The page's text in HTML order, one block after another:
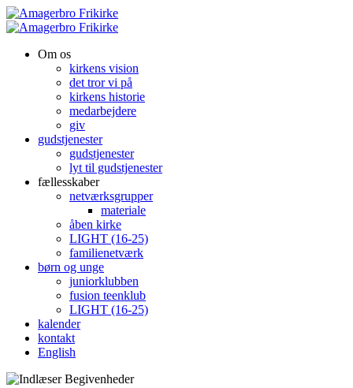
Om os
kirkens vision
det tror vi på
kirkens historie
medarbejdere
giv
gudstjenester
gudstjenester
lyt til gudstjenester
fællesskaber
netværksgrupper
materiale
åben kirke
LIGHT (16-25)
familienetværk
børn og unge
juniorklubben
fusion teenklub
LIGHT (16-25)
kalender
kontakt
English